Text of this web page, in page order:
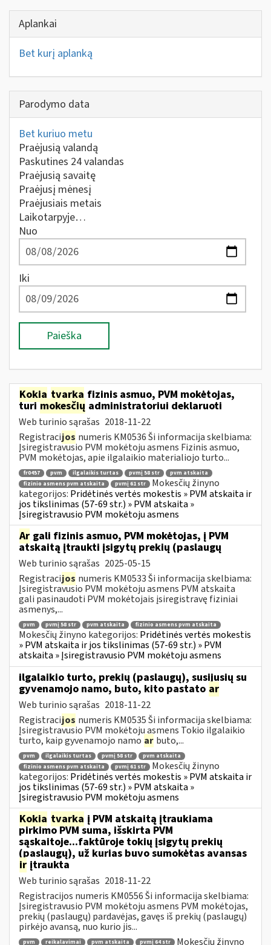
Aplankai
Bet kurį aplanką
Parodymo data
Bet kuriuo metu
Praėjusią valandą
Paskutines 24 valandas
Praėjusią savaitę
Praėjusį mėnesį
Praėjusiais metais
Laikotarpyje…
Nuo
Iki
Paieška
Kokia tvarka fizinis asmuo, PVM mokėtojas,
turimokesčių administratoriui deklaruoti
Web turinio sąrašas 2018-11-22
Registracijos numeris KM0536 Ši informacija skelbiama:
Įsiregistravusio PVM mokėtoju asmens Fizinis asmuo,
PVM mokėtojas, apie ilgalaikio materialiojo turto...
fr0457 pvm ilgalaikis turtas pvmį 58 str
pvm atskaita
fizinio asmens pvm atskaita
pvmį 61 str
Mokesčių žinyno
kategorijos: Pridėtinės vertės mokestis » PVM atskaita ir
jos tikslinimas (57-69 str.) » PVM atskaita »
Įsiregistravusio PVM mokėtoju asmens
Ar gali fizinis asmuo, PVM mokėtojas, į PVM
atskaitą įtraukti įsigytų prekių (paslaugų
Web turinio sąrašas 2025-05-15
Registracijos numeris KM0533 Ši informacija skelbiama:
Įsiregistravusio PVM mokėtoju asmens PVM atskaita
gali pasinaudoti PVM mokėtojais įsiregistravę fiziniai
asmenys,...
pvm pvmį 58 str pvm atskaita fizinio asmens pvm atskaita
Mokesčių žinyno kategorijos: Pridėtinės vertės mokestis
» PVM atskaita ir jos tikslinimas (57-69 str.) » PVM
atskaita » Įsiregistravusio PVM mokėtoju asmens
ilgalaikio turto, prekių (paslaugų), susijusių su
gyvenamojo namo, buto, kito pastato ar
Web turinio sąrašas 2018-11-22
Registracijos numeris KM0535 Ši informacija skelbiama:
Įsiregistravusio PVM mokėtoju asmens Tokio ilgalaikio
turto, kaip gyvenamojo namo ar buto,...
pvm ilgalaikis turtas pvmį 58 str
pvm atskaita
fizinio asmens pvm atskaita
pvmį 61 str
Mokesčių žinyno
kategorijos: Pridėtinės vertės mokestis » PVM atskaita ir
jos tikslinimas (57-69 str.) » PVM atskaita »
Įsiregistravusio PVM mokėtoju asmens
Kokia tvarka į PVM atskaitą įtraukiama
pirkimo PVM suma, išskirta PVM
sąskaitoje...faktūroje tokių įsigytų prekių
(paslaugų), už kurias buvo sumokėtas avansas
ir įtraukta
Web turinio sąrašas 2018-11-22
Registracijos numeris KM0556 Ši informacija skelbiama:
Įsiregistravusio PVM mokėtoju asmens PVM mokėtojas,
prekių (paslaugų) pardavėjas, gavęs iš prekių (paslaugų)
pirkėjo avansą, nuo kurio jis...
pvm reikalavimai pvm atskaita pvmį 64 str Mokesčių žinyno